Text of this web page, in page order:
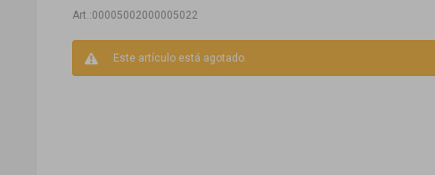
00005002000005022
Este artículo está agotado.